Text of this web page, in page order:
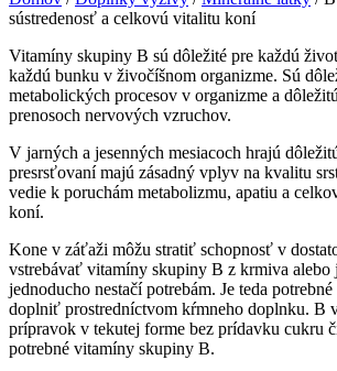
sústredenosť a celkovú vitalitu koní
Vitamíny skupiny B sú dôležité pre každú
každú bunku v živočíšnom organizme. Sú
metabolických procesov v organizme a
prenosoch nervových vzruchov.
V jarných a jesenných mesiacoch hrajú
presrsťovaní majú zásadný vplyv na kvalitu
vedie k poruchám metabolizmu, apatiu a
koní.
Kone v záťaži môžu stratiť schopnosť v
vstrebávať vitamíny skupiny B z krmiva
jednoducho nestačí potrebám. Je teda
doplniť prostredníctvom kŕmneho doplnku. B
prípravok v tekutej forme bez prídavku cukru
potrebné vitamíny skupiny B.